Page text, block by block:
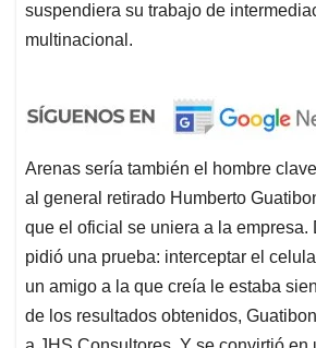
suspendiera su trabajo de
multinacional.
Arenas sería también el hombre
al general retirado Humberto
que el oficial se uniera a la empresa.
pidió una prueba: interceptar el
un amigo a la que creía le estaba
de los resultados obtenidos,